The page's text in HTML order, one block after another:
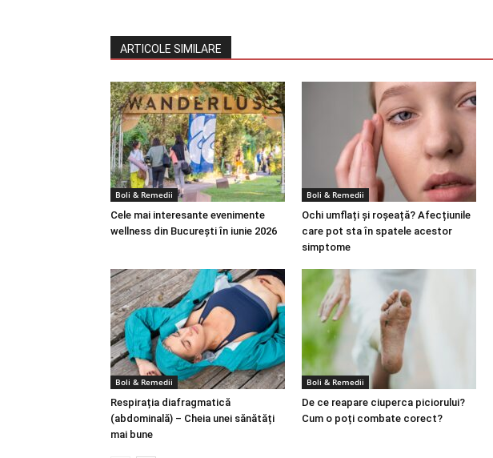
ARTICOLE SIMILARE
Boli & Remedii
Cele mai interesante evenimente
wellness din București în iunie 2026
Boli & Remedii
Ochi umflați și roșeață? Afecțiunile
care pot sta în spatele acestor
simptome
Boli & Remedii
Respirația diafragmatică
(abdominală) – Cheia unei sănătăți
mai bune
Boli & Remedii
De ce reapare ciuperca piciorului?
Cum o poți combate corect?